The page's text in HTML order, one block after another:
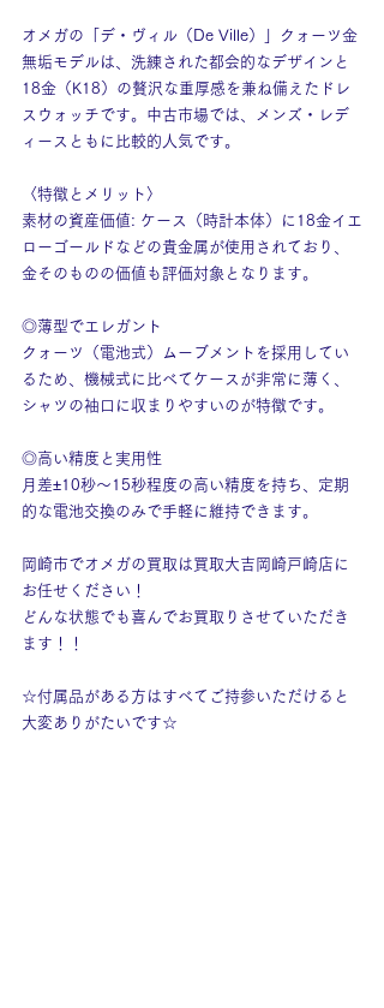
オメガの「デ・ヴィル（De Ville）」クォーツ金
無垢モデルは、洗練された都会的なデザインと
18金（K18）の贅沢な重厚感を兼ね備えたドレ
スウォッチです。中古市場では、メンズ・レデ
ィースともに比較的人気です。
〈特徴とメリット〉
素材の資産価値: ケース（時計本体）に18金イエ
ローゴールドなどの貴金属が使用されており、
金そのものの価値も評価対象となります。
◎薄型でエレガント
クォーツ（電池式）ムーブメントを採用してい
るため、機械式に比べてケースが非常に薄く、
シャツの袖口に収まりやすいのが特徴です。
◎高い精度と実用性
月差±10秒〜15秒程度の高い精度を持ち、定期
的な電池交換のみで手軽に維持できます。
岡崎市でオメガの買取は買取大吉岡崎戸崎店に
お任せください！
どんな状態でも喜んでお買取りさせていただき
ます！！
☆付属品がある方はすべてご持参いただけると
大変ありがたいです☆